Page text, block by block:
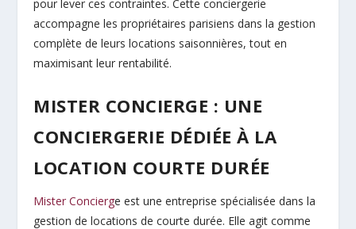
pour lever ces contraintes. Cette conciergerie
accompagne les propriétaires parisiens dans la gestion
complète de leurs locations saisonnières, tout en
maximisant leur rentabilité.
MISTER CONCIERGE : UNE
CONCIERGERIE DÉDIÉE À LA
LOCATION COURTE DURÉE
Mister Concierge est une entreprise spécialisée dans la
gestion de locations de courte durée. Elle agit comme